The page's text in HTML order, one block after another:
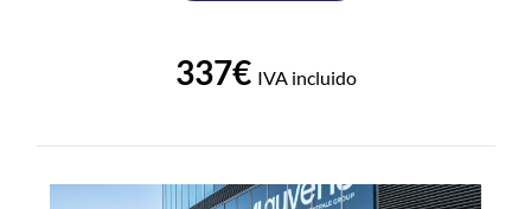
337€ IVA incluido